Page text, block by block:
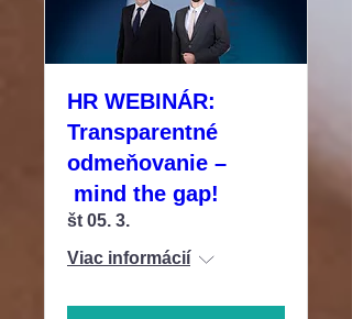
HR WEBINÁR:
Transparentné
odmeňovanie –
mind the gap!
št 05. 3.
Viac informácií